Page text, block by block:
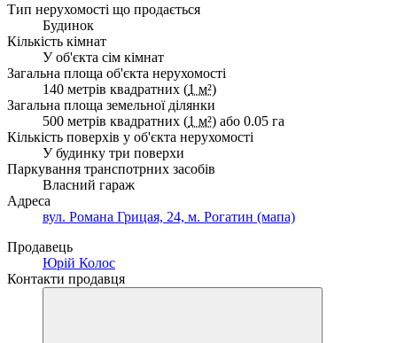
Тип нерухомості що продається
Будинок
Кількість кімнат
У об'єкта сім кімнат
Загальна площа об'єкта нерухомості
140 метрів квадратних (1 м²)
Загальна площа земельної ділянки
500 метрів квадратних (1 м²) або 0.05 га
Кількість поверхів у об'єкта нерухомості
У будинку три поверхи
Паркування транспотрних засобів
Власний гараж
Адреса
вул. Романа Грицая, 24, м. Рогатин (мапа)
Продавець
Юрій Колос
Контакти продавця